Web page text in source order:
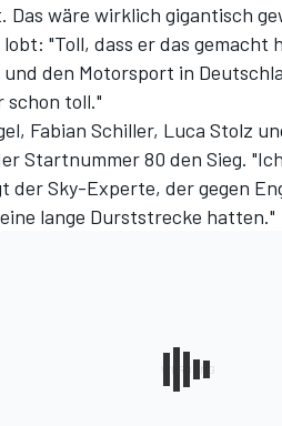
Das wäre wirklich gigantisch
"Toll, dass er das gemacht
den Motorsport in
schon toll."
Fabian Schiller, Luca Stolz
Startnummer 80 den Sieg.
der Sky-Experte, der gegen
lange Durststrecke hatten."